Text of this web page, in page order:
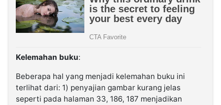
Kelemahan buku:
Beberapa hal yang menjadi kelemahan buku ini
terlihat dari: 1) penyajian gambar kurang jelas
seperti pada halaman 33, 186, 187 menjadikan